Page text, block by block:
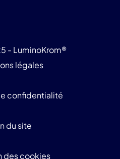
- LuminoKrom®
légales
confidentialité
du site
des cookies